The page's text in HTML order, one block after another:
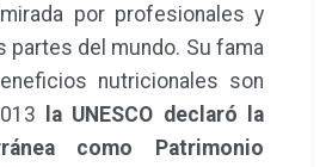
por profesionales y
partes del mundo. Su fama
nutricionales son
la UNESCO declaró la
como Patrimonio